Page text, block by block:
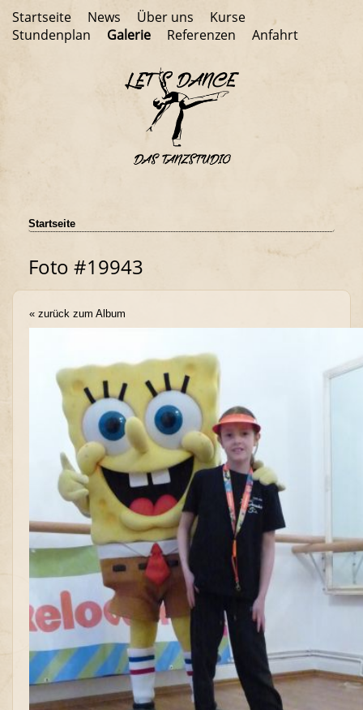
Startseite News Über uns
Kurse
Stundenplan
Galerie Referenzen Anfahrt
Startseite
Foto #19943
« zurück zum Album